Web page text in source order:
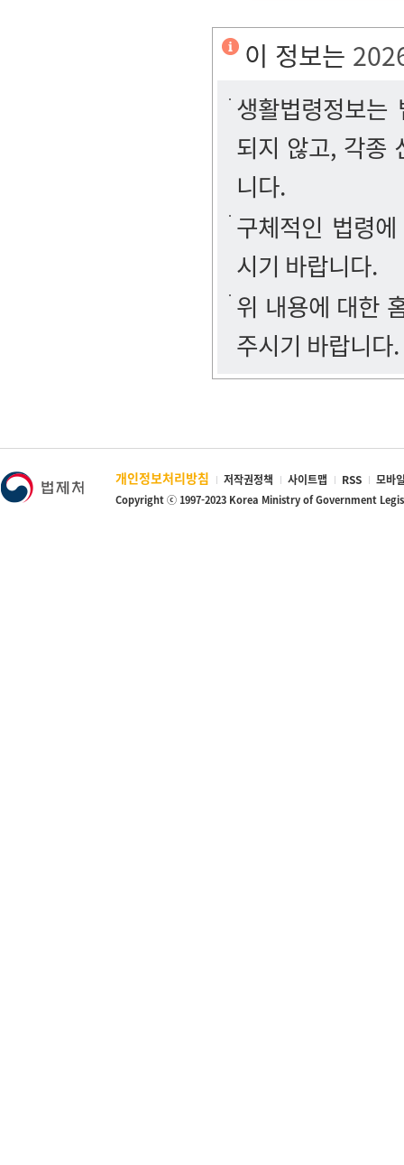
이 정보는
생활법령정보
되지 않고, 각종
니다.
구체적인 법령
시기 바랍니다.
위 내용에 대한
주시기 바랍니다.
개인정보처리방침 저작권정책 사이트맵 RSS 모바
Copyright ⓒ 1997-2023 Korea Ministry of Government